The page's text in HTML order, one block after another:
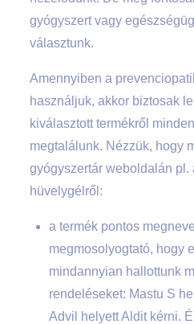
gyógyszert vagy
választunk.
Amennyiben a
használjuk, akkor biztosak
kiválasztott termékről
megtalálunk. Nézzük, hogy
gyógyszertár weboldalán pl.
hüvelygélről:
a termék pontos
megmosolyogtató, hogy
mindannyian hallottunk
rendeléseket: Mastu S
Advil helyett Aldit kérni.